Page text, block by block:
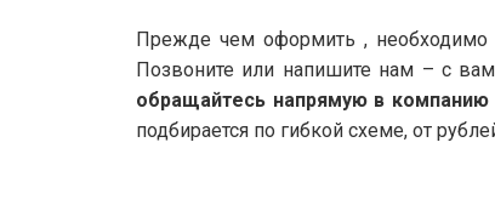
Прежде чем оформить , необходимо
Позвоните или напишите нам – с
обращайтесь напрямую в
подбирается по гибкой схеме, от